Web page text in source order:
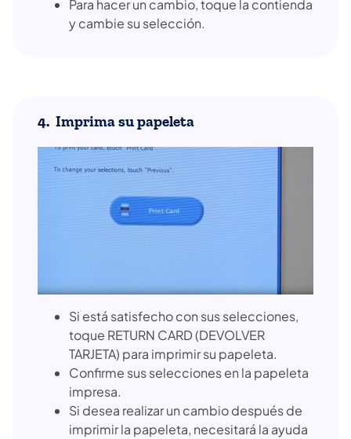
Para hacer un cambio, toque la contienda
y cambie su selección.
4. Imprima su papeleta
Si está satisfecho con sus selecciones,
toque RETURN CARD (DEVOLVER
TARJETA) para imprimir su papeleta.
Confirme sus selecciones en la papeleta
impresa.
Si desea realizar un cambio después de
imprimir la papeleta, necesitará la ayuda